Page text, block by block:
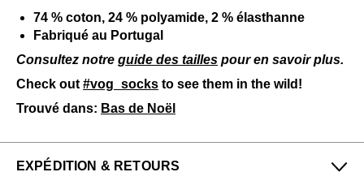
74 % coton, 24 % polyamide, 2 % élasthanne
Fabriqué au Portugal
Consultez notre guide des tailles pour en savoir plus.
Check out #vog_socks to see them in the wild!
Trouvé dans: Bas de Noël
EXPÉDITION & RETOURS